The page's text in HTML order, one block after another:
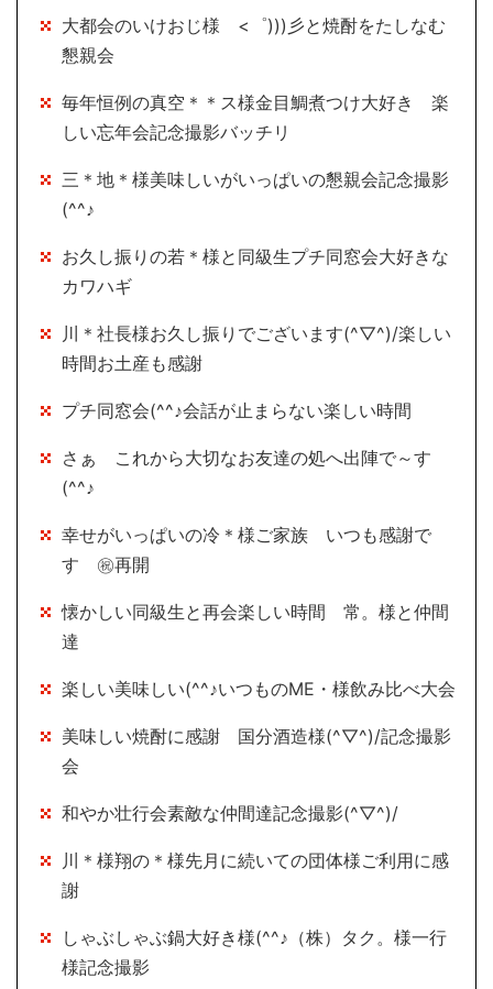
大都会のいけおじ様 <゜)))彡と焼酎をたしなむ
懇親会
毎年恒例の真空＊＊ス様金目鯛煮つけ大好き 楽
しい忘年会記念撮影バッチリ
三＊地＊様美味しいがいっぱいの懇親会記念撮影
(^^♪
お久し振りの若＊様と同級生プチ同窓会大好きな
カワハギ
川＊社長様お久し振りでございます(^▽^)/楽しい
時間お土産も感謝
プチ同窓会(^^♪会話が止まらない楽しい時間
さぁ これから大切なお友達の処へ出陣で～す
(^^♪
幸せがいっぱいの冷＊様ご家族 いつも感謝で
す ㊗再開
懐かしい同級生と再会楽しい時間 常。様と仲間
達
楽しい美味しい(^^♪いつものME・様飲み比べ大会
美味しい焼酎に感謝 国分酒造様(^▽^)/記念撮影
会
和やか壮行会素敵な仲間達記念撮影(^▽^)/
川＊様翔の＊様先月に続いての団体様ご利用に感
謝
しゃぶしゃぶ鍋大好き様(^^♪（株）タク。様一行
様記念撮影